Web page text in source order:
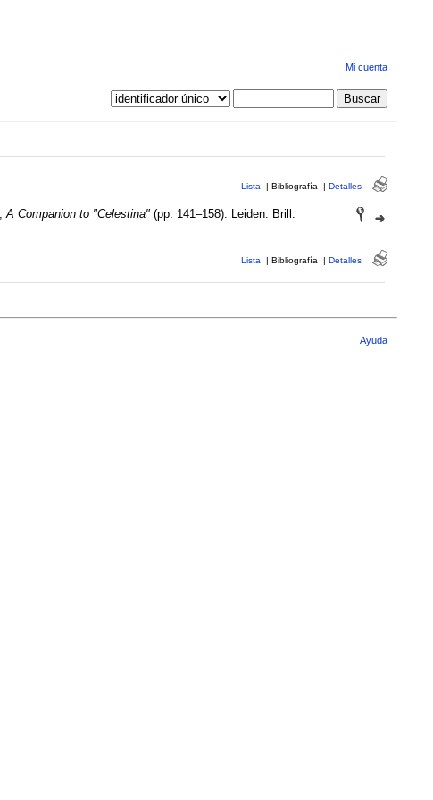
Mi cuenta
Lista | Bibliografía | Detalles
A Companion to "Celestina"(pp. 141–158). Leiden: Brill.
Lista | Bibliografía | Detalles
Ayuda